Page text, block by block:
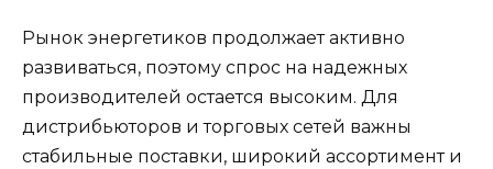
Рынок энергетиков продолжает активно
развиваться, поэтому спрос на надежных
производителей остается высоким. Для
дистрибьюторов и торговых сетей важны
стабильные поставки, широкий ассортимент и